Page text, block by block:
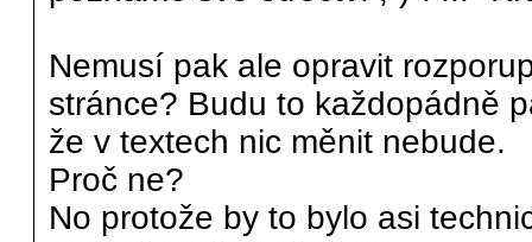
Nemusí pak ale opravit
stránce? Budu to každopádně
že v textech nic měnit nebude.
Proč ne?
No protože by to bylo asi